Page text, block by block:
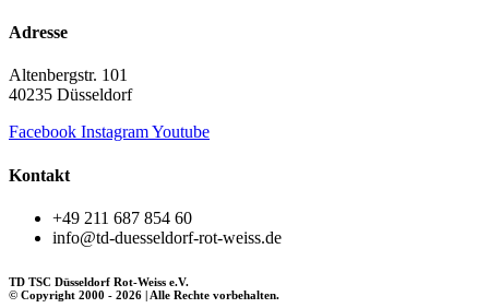
Adresse
Altenbergstr. 101
40235 Düsseldorf
Facebook InstagramYoutube
Kontakt
+49 211 687 854 60
info@td-duesseldorf-rot-weiss.de
TD TSC Düsseldorf Rot-Weiss e.V.
© Copyright 2000 - 2026 | Alle Rechte vorbehalten.